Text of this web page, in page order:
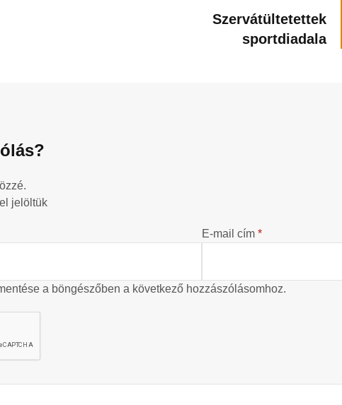
Szervátültetettek
sportdiadala
jelöltük
E-mail cím *
a böngészőben a következő hozzászólásomhoz.